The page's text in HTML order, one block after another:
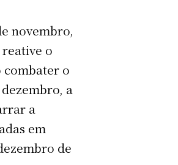
novembro,
o
combater o
a
a
em
de